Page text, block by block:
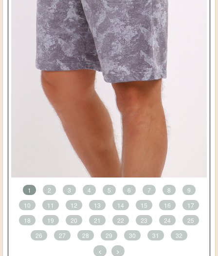
1 2 3 4 5 6 7 8
9
10
11 12 13 14 15 16
17
18
19 20 21 22 23 24
25
26
27 28 29 30 31 32
< >